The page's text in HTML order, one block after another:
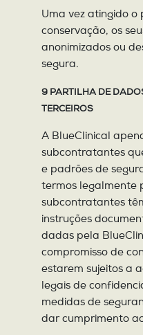
Uma vez atingido o
conservação, os
anonimizados ou
segura.
9 PARTILHA DE
TERCEIROS
A BlueClinical
subcontratantes
e padrões de
termos legalmente
subcontratantes
instruções
dadas pela
compromisso de
estarem sujeitos a
legais de
medidas de
dar cumprimento